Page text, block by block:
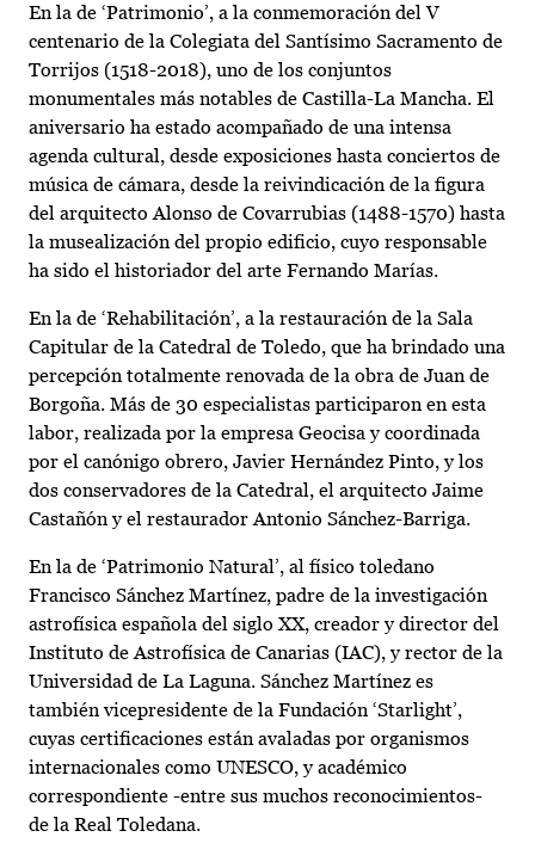
En la de ‘Patrimonio’, a la conmemoración del V
centenario de la Colegiata del Santísimo Sacramento de
Torrijos (1518-2018), uno de los conjuntos
monumentales más notables de Castilla-La Mancha. El
aniversario ha estado acompañado de una intensa
agenda cultural, desde exposiciones hasta conciertos de
música de cámara, desde la reivindicación de la figura
del arquitecto Alonso de Covarrubias (1488-1570) hasta
la musealización del propio edificio, cuyo responsable
ha sido el historiador del arte Fernando Marías.
En la de ‘Rehabilitación’, a la restauración de la Sala
Capitular de la Catedral de Toledo, que ha brindado una
percepción totalmente renovada de la obra de Juan de
Borgoña. Más de 30 especialistas participaron en esta
labor, realizada por la empresa Geocisa y coordinada
por el canónigo obrero, Javier Hernández Pinto, y los
dos conservadores de la Catedral, el arquitecto Jaime
Castañón y el restaurador Antonio Sánchez-Barriga.
En la de ‘Patrimonio Natural’, al físico toledano
Francisco Sánchez Martínez, padre de la investigación
astrofísica española del siglo XX, creador y director del
Instituto de Astrofísica de Canarias (IAC), y rector de la
Universidad de La Laguna. Sánchez Martínez es
también vicepresidente de la Fundación ‘Starlight’,
cuyas certificaciones están avaladas por organismos
internacionales como UNESCO, y académico
correspondiente -entre sus muchos reconocimientos-
de la Real Toledana.